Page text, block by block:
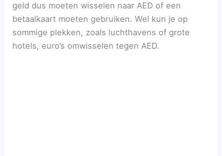
geld dus moeten wisselen naar AED of een
betaalkaart moeten gebruiken. Wel kun je op
sommige plekken, zoals luchthavens of grote
hotels, euro’s omwisselen tegen AED.